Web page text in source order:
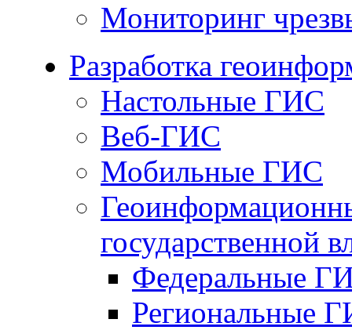
Мониторинг
Разработка
Настольные ГИС
Веб-ГИС
Мобильные ГИС
государственной
Федеральные
Региональные